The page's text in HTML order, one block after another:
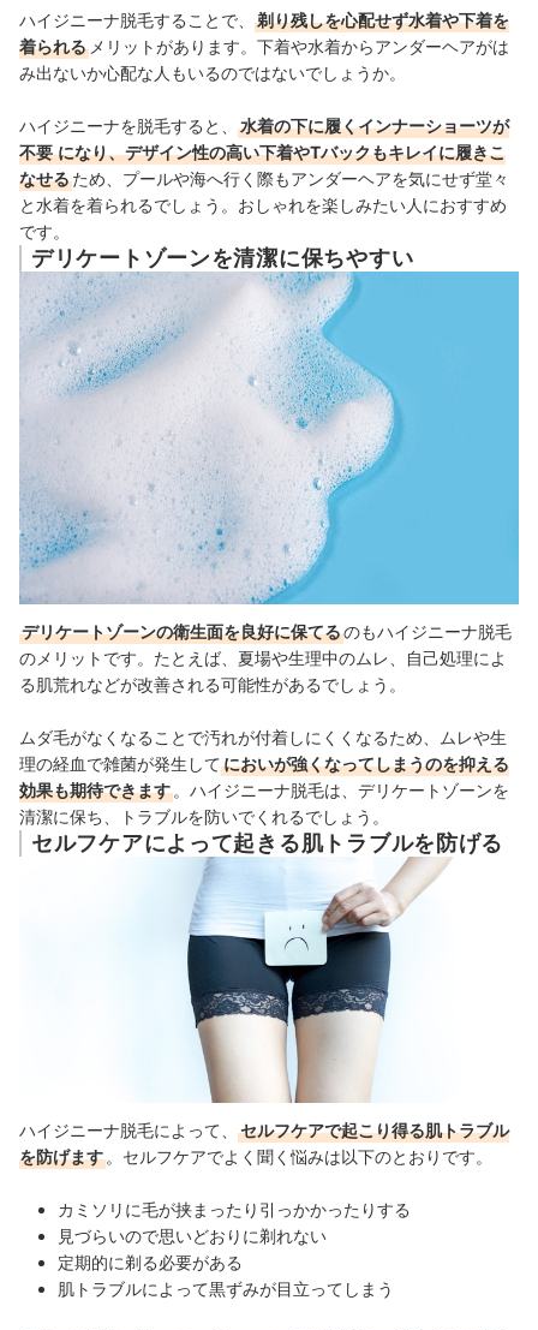
ハイジニーナ脱毛することで、
剃り残しを心配せず水着や下着を
着られる メリットがあります。 下着や水着からアンダーヘアがは
み出ないか心配な人もいるのではないでしょうか。
ハイジニーナを脱毛すると、
水着の下に履くインナーショーツが
不要 になり、デザイン性の高い下着やTバックもキレイに履きこ
なせるため、プールや海へ行く際もアンダーヘアを気にせず堂々
と水着を着られるでしょう。 おしゃれを楽しみたい人におすすめ
です。
デリケートゾーンを清潔に保ちやすい
デリケートゾーンの衛生面を良好に保てるのもハイジニーナ脱毛
のメリットです。たとえば、夏場や生理中のムレ、自己処理によ
る肌荒れなどが改善される可能性があるでしょう。
ムダ毛がなくなることで汚れが付着しにくくなるため 、ムレや生
理の経血で雑菌が発生してにおいが強くなってしまうのを抑える
効果も期待できます 。ハイジニーナ脱毛は、デリケートゾーンを
清潔に保ち、トラブルを防いでくれるでしょう。
セルフケアによって起きる肌トラブルを防げる
ハイジニーナ脱毛によって、
セルフケアで起こり得る肌トラブル
を防げます 。セルフケアでよく聞く悩みは以下のとおりです。
カミソリに毛が挟まったり引っかかったりする
見づらいので思いどおりに剃れない
定期的に剃る必要がある
肌トラブルによって黒ずみが目立ってしまう